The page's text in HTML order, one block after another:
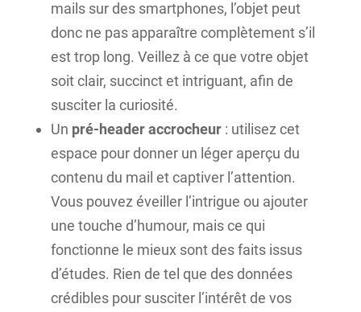
mails sur des smartphones, l’objet peut
donc ne pas apparaître complètement s’il
est trop long. Veillez à ce que votre objet
soit clair, succinct et intriguant, afin de
susciter la curiosité.
Un pré-header accrocheur: utilisez cet
espace pour donner un léger aperçu du
contenu du mail et captiver l’attention.
Vous pouvez éveiller l’intrigue ou ajouter
une touche d’humour, mais ce qui
fonctionne le mieux sont des faits issus
d’études. Rien de tel que des données
crédibles pour susciter l’intérêt de vos